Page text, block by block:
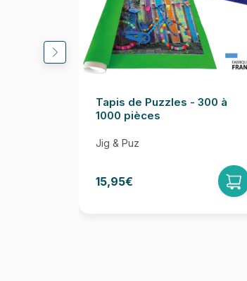
Tapis de Puzzles - 300 à
1000 pièces
Jig & Puz
15,95€